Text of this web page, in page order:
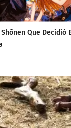
Shōnen Que Decidió